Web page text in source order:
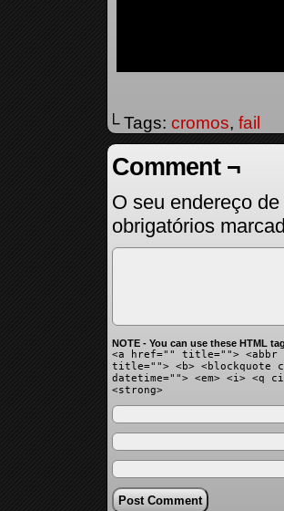
└ Tags: cromos, fail
Comment ¬
O seu endereço
obrigatórios
NOTE - You can use these HTML
<a href="" title=""> <abbr
title=""> <b> <blockquote
datetime=""> <em> <i> <q
<strong>